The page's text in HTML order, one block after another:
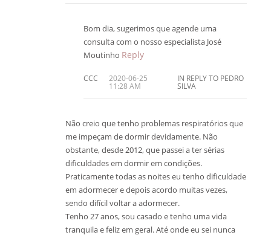
Bom dia, sugerimos que agende uma
consulta com o nosso especialista José
Moutinho Reply
CCC 2020-06-25
11:28 AM
IN REPLY TO PEDRO
SILVA
Não creio que tenho problemas respiratórios que
me impeçam de dormir devidamente. Não
obstante, desde 2012, que passei a ter sérias
dificuldades em dormir em condições.
Praticamente todas as noites eu tenho dificuldade
em adormecer e depois acordo muitas vezes,
sendo difícil voltar a adormecer.
Tenho 27 anos, sou casado e tenho uma vida
tranquila e feliz em geral. Até onde eu sei nunca